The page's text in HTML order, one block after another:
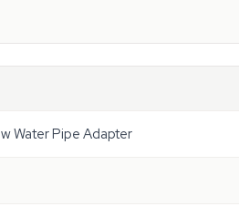
Water Pipe Adapter